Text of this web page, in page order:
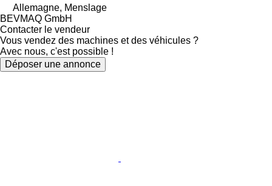
Allemagne, Menslage
BEVMAQ GmbH
Contacter le vendeur
Vous vendez des machines et des véhicules ?
Avec nous, c'est possible !
Déposer une annonce